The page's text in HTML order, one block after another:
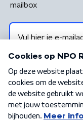
mailbox
Algemene